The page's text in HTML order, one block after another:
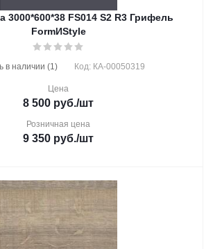
3000*600*38 FS014 S2 R3 Грифель
FormИStyle
в наличии (1) Код: КА-00050319
Цена
8 500 руб./шт
Розничная цена
9 350 руб./шт